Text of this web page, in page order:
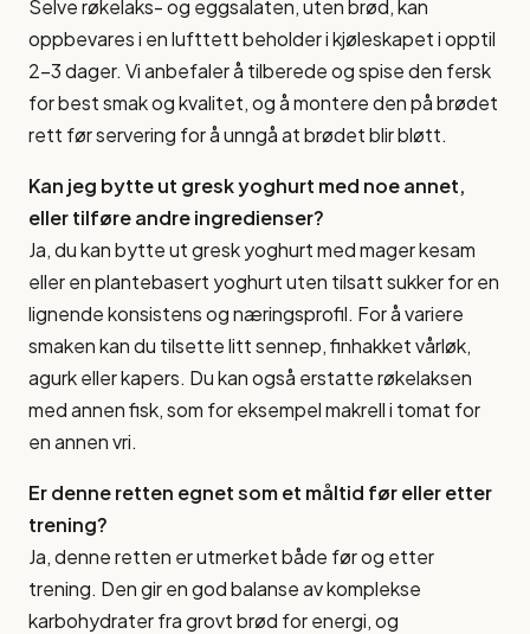
Selve røkelaks- og eggsalaten, uten brød, kan
oppbevares i en lufttett beholder i kjøleskapet i opptil
2-3 dager. Vi anbefaler å tilberede og spise den fersk
for best smak og kvalitet, og å montere den på brødet
rett før servering for å unngå at brødet blir bløtt.
Kan jeg bytte ut gresk yoghurt med noe annet,
eller tilføre andre ingredienser?
Ja, du kan bytte ut gresk yoghurt med mager kesam
eller en plantebasert yoghurt uten tilsatt sukker for en
lignende konsistens og næringsprofil. For å variere
smaken kan du tilsette litt sennep, finhakket vårløk,
agurk eller kapers. Du kan også erstatte røkelaksen
med annen fisk, som for eksempel makrell i tomat for
en annen vri.
Er denne retten egnet som et måltid før eller etter
trening?
Ja, denne retten er utmerket både før og etter
trening. Den gir en god balanse av komplekse
karbohydrater fra grovt brød for energi, og